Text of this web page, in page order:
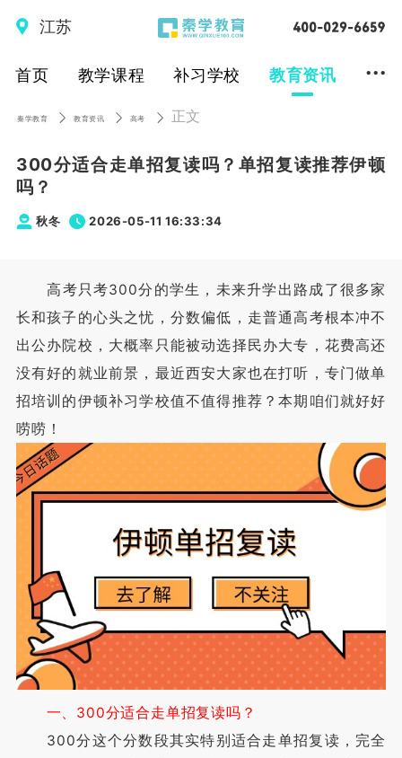
江苏
首页 教学课程 补习学校 教育资讯 ...
秦学教育 教育资讯 高考 正文
300分适合走单招复读吗？单招复读推荐伊顿
吗？
秋冬 2026-05-11 16:33:34
高考只考300分的学生，未来升学出路成了很多家
长和孩子的心头之忧，分数偏低，走普通高考根本冲不
出公办院校，大概率只能被动选择民办大专，花费高还
没有好的就业前景，最近西安大家也在打听，专门做单
招培训的伊顿补习学校值不值得推荐？本期咱们就好好
唠唠！
一、300分适合走单招复读吗？
300分这个分数段其实特别适合走单招复读，完全